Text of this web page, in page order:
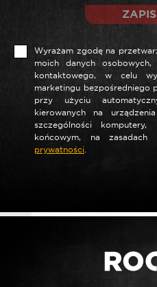
Nazwa *
E-mail*
Wyrażam zgodę na
moich danych
kontaktowego, w celu
marketingu bezpośredniego
przy użyciu
kierowanych na
szczególności
końcowym, na
prywatności.